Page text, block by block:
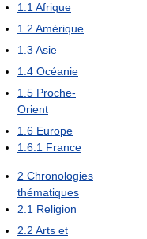
1.1 Afrique
1.2 Amérique
1.3 Asie
1.4 Océanie
1.5 Proche-
Orient
1.6 Europe
1.6.1 France
2 Chronologies
thématiques
2.1 Religion
2.2 Arts et